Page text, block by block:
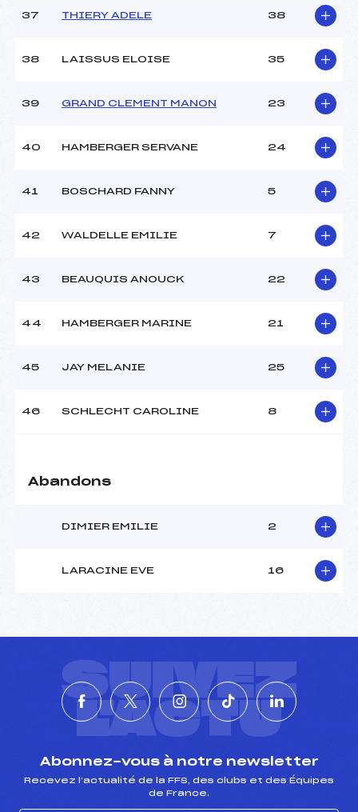
37 THIERY ADELE 38
38 LAISSUS ELOISE 35
39 GRAND CLEMENT MANON 23
40 HAMBERGER SERVANE 24
41 BOSCHARD FANNY 5
42 WALDELLE EMILIE 7
43 BEAUQUIS ANOUCK 22
44 HAMBERGER MARINE 21
45 JAY MELANIE 25
46 SCHLECHT CAROLINE 8
Abandons
DIMIER EMILIE 2
LARACINE EVE 16
SUIVEZ
L'ACTU
Abonnez-vous à notre newsletter
Recevez l’actualité de la FFS, des clubs et des Équipes
de France.